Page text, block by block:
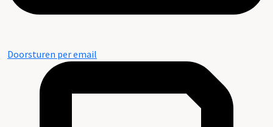
Doorsturen per email